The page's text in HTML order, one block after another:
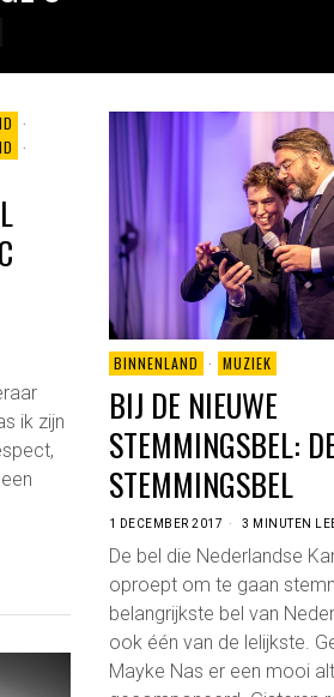
·
·
ik zijn
BINNENLAND · MUZIEK
BIJ DE NIEUWE
STEMMINGSBEL:
STEMMINGSBEL
1 DECEMBER 2017 3 MINUTEN
De bel die Nederlandse
oproept om te gaan
belangrijkste bel van
ook één van de lelijkste.
Mayke Nas er een mooi